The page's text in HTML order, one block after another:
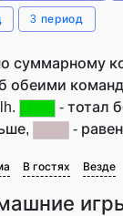
3 период
суммарному
обеими
- тотал
-
В гостях Везде